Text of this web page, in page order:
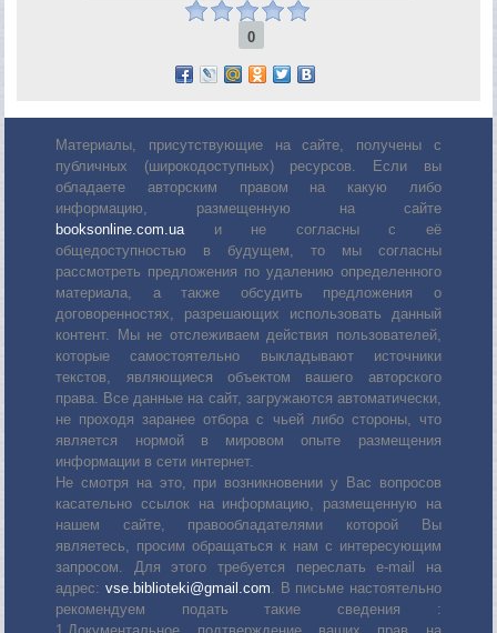
0
Материалы, присутствующие на сайте, получены с
публичных (широкодоступных) ресурсов. Если вы
обладаете авторским правом на какую либо
информацию, размещенную на сайте
booksonline.com.uaи не согласны с её
общедоступностью в будущем, то мы согласны
рассмотреть предложения по удалению определенного
материала, а также обсудить предложения о
договоренностях, разрешающих использовать данный
контент. Мы не отслеживаем действия пользователей,
которые самостоятельно выкладывают источники
текстов, являющиеся объектом вашего авторского
права. Все данные на сайт, загружаются автоматически,
не проходя заранее отбора с чьей либо стороны, что
является нормой в мировом опыте размещения
информации в сети интернет.
Не смотря на это, при возникновении у Вас вопросов
касательно ссылок на информацию, размещенную на
нашем сайте, правообладателями которой Вы
являетесь, просим обращаться к нам с интересующим
запросом. Для этого требуется переслать е-mail на
адрес: vse.biblioteki@gmail.com. В письме настоятельно
рекомендуем подать такие сведения :